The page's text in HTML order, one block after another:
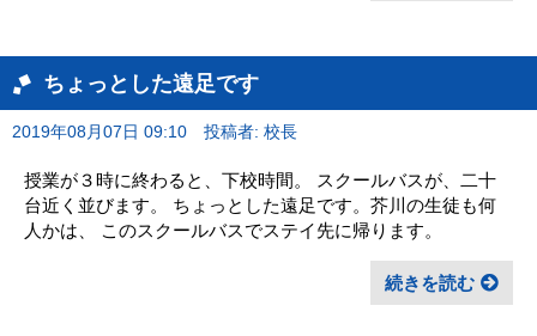
ちょっとした遠足です
2019年08月07日 09:10 投稿者: 校長
授業が３時に終わると、下校時間。 スクールバスが、二十
台近く並びます。 ちょっとした遠足です。芥川の生徒も何
人かは、 このスクールバスでステイ先に帰ります。
続きを読む